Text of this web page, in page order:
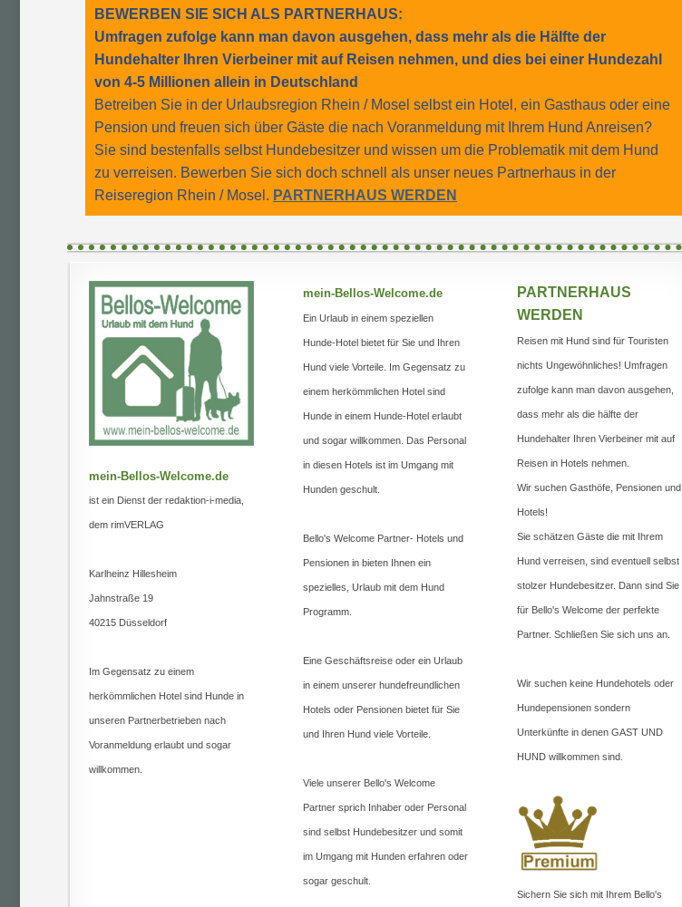
BEWERBEN SIE SICH ALS PARTNERHAUS:
Umfragen zufolge kann man davon ausgehen, dass mehr als die Hälfte der
Hundehalter Ihren Vierbeiner mit auf Reisen nehmen, und dies bei einer Hundezahl
von 4-5 Millionen allein in Deutschland
Betreiben Sie in der Urlaubsregion Rhein / Mosel selbst ein Hotel, ein Gasthaus oder eine
Pension und freuen sich über Gäste die nach Voranmeldung mit Ihrem Hund Anreisen?
Sie sind bestenfalls selbst Hundebesitzer und wissen um die Problematik mit dem Hund
zu verreisen. Bewerben Sie sich doch schnell als unser neues Partnerhaus in der
Reiseregion Rhein / Mosel. PARTNERHAUS WERDEN
mein-Bellos-Welcome.de
ist ein Dienst der redaktion-i-media,
dem rimVERLAG
Karlheinz Hillesheim
Jahnstraße 19
40215 Düsseldorf
Im Gegensatz zu einem
herkömmlichen Hotel sind Hunde in
unseren Partnerbetrieben nach
Voranmeldung erlaubt und sogar
willkommen.
mein-Bellos-Welcome.de
Ein Urlaub in einem speziellen
Hunde-Hotel bietet für Sie und Ihren
Hund viele Vorteile. Im Gegensatz zu
einem herkömmlichen Hotel sind
Hunde in einem Hunde-Hotel erlaubt
und sogar willkommen. Das Personal
in diesen Hotels ist im Umgang mit
Hunden geschult.
Bello's Welcome Partner- Hotels und
Pensionen in bieten Ihnen ein
spezielles, Urlaub mit dem Hund
Programm.
Eine Geschäftsreise oder ein Urlaub
in einem unserer hundefreundlichen
Hotels oder Pensionen bietet für Sie
und Ihren Hund viele Vorteile.
Viele unserer Bello's Welcome
Partner sprich Inhaber oder Personal
sind selbst Hundebesitzer und somit
im Umgang mit Hunden erfahren oder
sogar geschult.
PARTNERHAUS
WERDEN
Reisen mit Hund sind für Touristen
nichts Ungewöhnliches! Umfragen
zufolge kann man davon ausgehen,
dass mehr als die hälfte der
Hundehalter Ihren Vierbeiner mit auf
Reisen in Hotels nehmen.
Wir suchen Gasthöfe, Pensionen und
Hotels!
Sie schätzen Gäste die mit Ihrem
Hund verreisen, sind eventuell selbst
stolzer Hundebesitzer. Dann sind Sie
für Bello's Welcome der perfekte
Partner. Schließen Sie sich uns an.
Wir suchen keine Hundehotels oder
Hundepensionen sondern
Unterkünfte in denen GAST UND
HUND willkommen sind.
Sichern Sie sich mit Ihrem Bello's